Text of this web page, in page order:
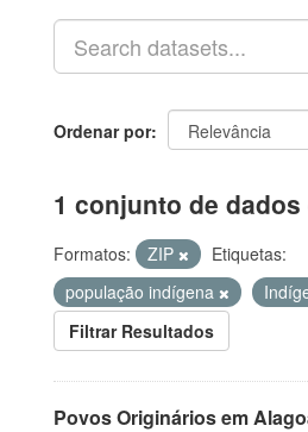
Ordenar por
1 conjunto de
Formatos: ZIP
Etiquetas:
população indígena
Filtrar Resultados
Povos Originários em